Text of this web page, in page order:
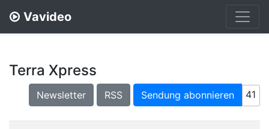
Vavideo
Terra Xpress
Newsletter RSS Sendung abonnieren 41